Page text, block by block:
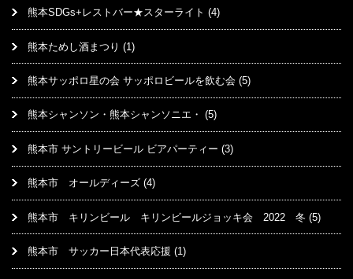
熊本SDGs+レストバー★スターライト (4)
熊本ためし酒まつり (1)
熊本サッポロ星の会 サッポロビールを飲む会 (5)
熊本シャンソン・熊本シャンソニエ・ (5)
熊本市 サントリービール ビアパーティー (3)
熊本市 オールディーズ (4)
熊本市 キリンビール キリンビールジョッキ会 2022 冬 (5)
熊本市 サッカー日本代表応援 (1)